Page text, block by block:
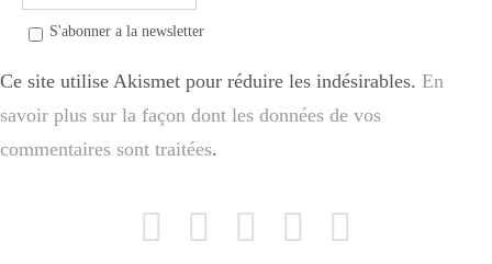
S'abonner a la newsletter
Ce site utilise Akismet pour réduire les indésirables. En
savoir plus sur la façon dont les données de vos
commentaires sont traitées.